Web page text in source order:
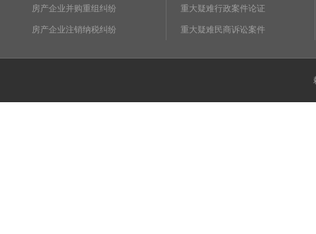
房产企业并购重组纠纷
房产企业注销纳税纠纷
重大疑难行政案件论证
重大疑难民商诉讼案件